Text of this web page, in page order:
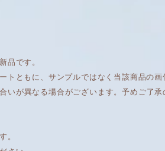
品です。
トともに、サンプルではなく当該商品の
いが異なる場合がございます。予めご了
。